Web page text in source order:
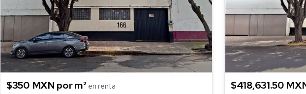
$350 MXN por m² en renta
$418,631.50